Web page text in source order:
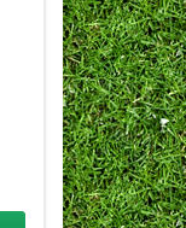
Лаванда
Услада,
Лекарственные